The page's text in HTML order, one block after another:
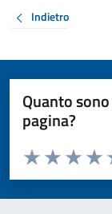
Indietro
Quanto
pagina?
Valuta da 1 a 5
Valuta
Valuta 2
Valuta 1 stelle